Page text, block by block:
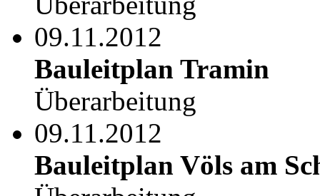
09.11.2012
Bauleitplan Tramin
Überarbeitung
09.11.2012
Bauleitplan Völs am